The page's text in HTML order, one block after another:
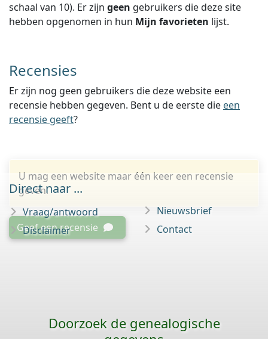
schaal van 10). Er zijn geen gebruikers die deze site
hebben opgenomen in hun Mijn favorieten lijst.
Recensies
Er zijn nog geen gebruikers die deze website een
recensie hebben gegeven. Bent u de eerste die een
recensie geeft?
U mag een website maar één keer een recensie
geven.
Geef een recensie
Direct naar ...
Vraag/antwoord
Disclaimer
Nieuwsbrief
Contact
Doorzoek de genealogische